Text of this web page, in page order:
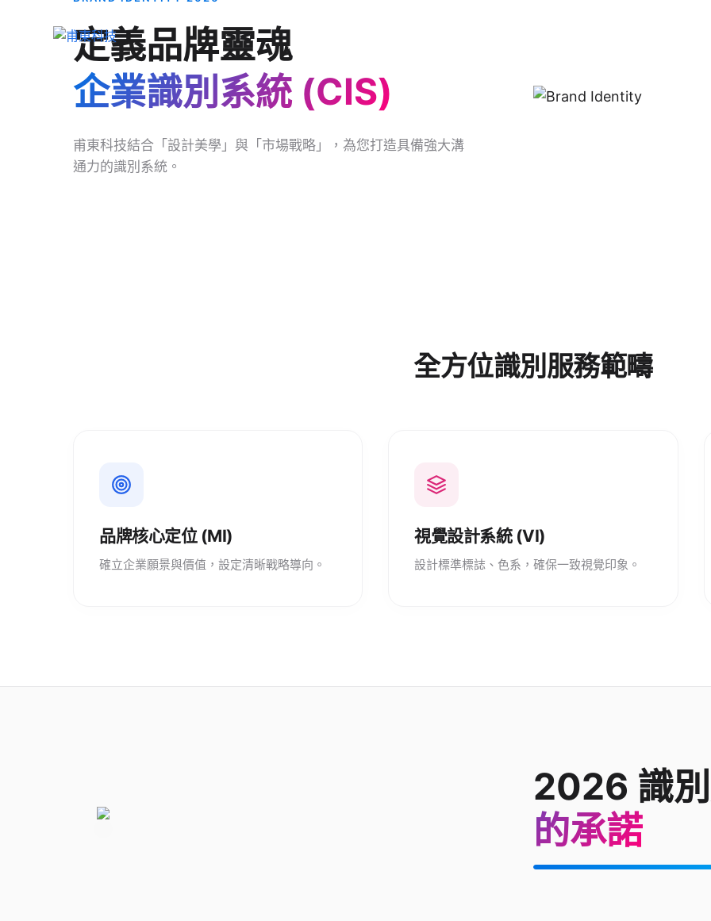
定義品牌靈魂
企業識別系統 (CIS)
甫東科技結合「設計美學」與「市場戰略」，為您打造具備強大溝
通力的識別系統。
全方位識別服務範疇
品牌核心定位 (MI)
確立企業願景與價值，設定清晰戰略導向。
視覺設計系統 (VI)
設計標準標誌、色系，確保一致視覺印象。
2026 識
的承諾